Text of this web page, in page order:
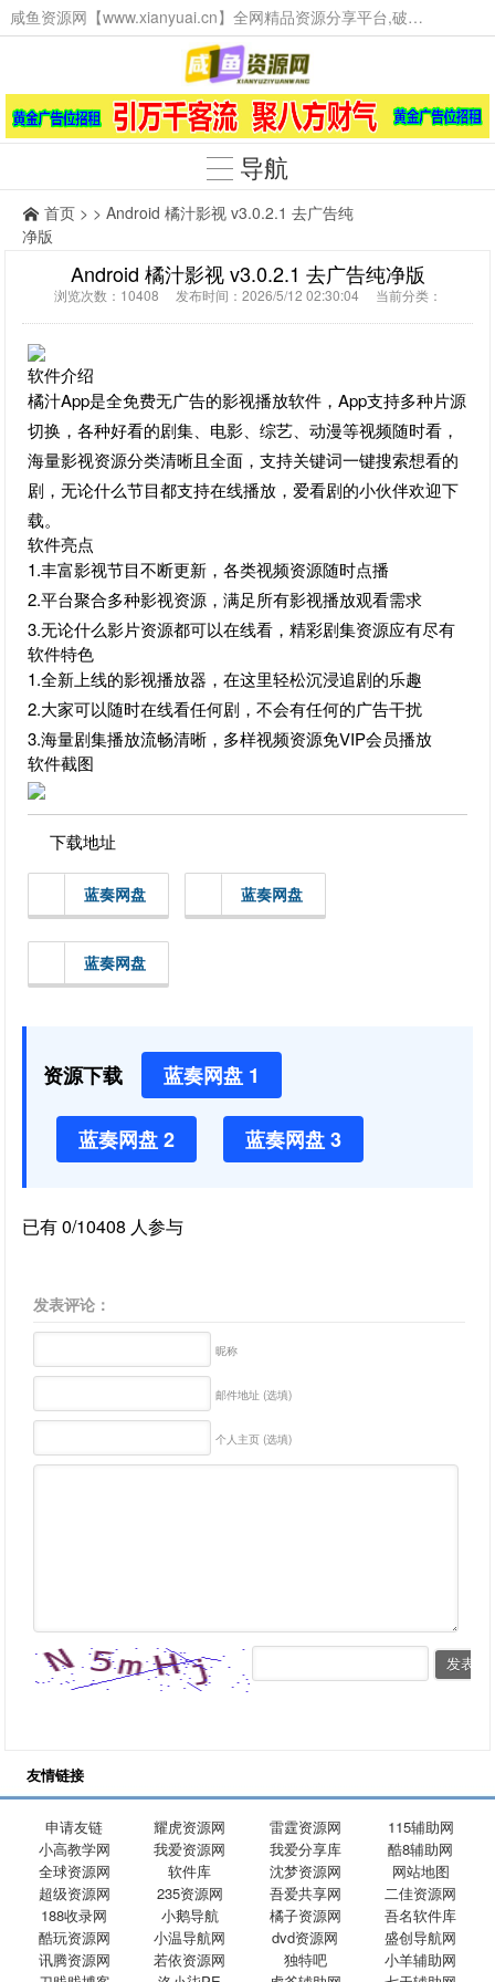
咸鱼资源网【www.xianyuai.cn】全网精品资源分享平台,破解软件,技术源码,火爆项目,工具辅助,这里无所不有。
导航
首页 > > Android 橘汁影视 v3.0.2.1 去广告纯
净版
Android 橘汁影视 v3.0.2.1 去广告纯净版
浏览次数：10408 发布时间：2026/5/12 02:30:04 当前分类：
软件介绍
橘汁App是全免费无广告的影视播放软件，App支持多种片源
切换，各种好看的剧集、电影、综艺、动漫等视频随时看，
海量影视资源分类清晰且全面，支持关键词一键搜索想看的
剧，无论什么节目都支持在线播放，爱看剧的小伙伴欢迎下
载。
软件亮点
1.丰富影视节目不断更新，各类视频资源随时点播
2.平台聚合多种影视资源，满足所有影视播放观看需求
3.无论什么影片资源都可以在线看，精彩剧集资源应有尽有
软件特色
1.全新上线的影视播放器，在这里轻松沉浸追剧的乐趣
2.大家可以随时在线看任何剧，不会有任何的广告干扰
3.海量剧集播放流畅清晰，多样视频资源免VIP会员播放
软件截图
下载地址
蓝奏网盘 蓝奏网盘
蓝奏网盘
资源下载 蓝奏网盘 1
蓝奏网盘 2 蓝奏网盘 3
已有 0/10408 人参与
发表评论：
昵称
邮件地址 (选填)
个人主页 (选填)
友情链接
申请友链 耀虎资源网 雷霆资源网
115辅助网
小高教学网
我爱资源网 我爱分享库
酷8辅助网
全球资源网
软件库 沈梦资源网
网站地图
超级资源网
235资源网 吾爱共享网
二佳资源网
188收录网
小鹅导航 橘子资源网
吾名软件库
酷玩资源网
小温导航网 dvd资源网
盛创导航网
讯腾资源网
若依资源网 独特吧
小羊辅助网